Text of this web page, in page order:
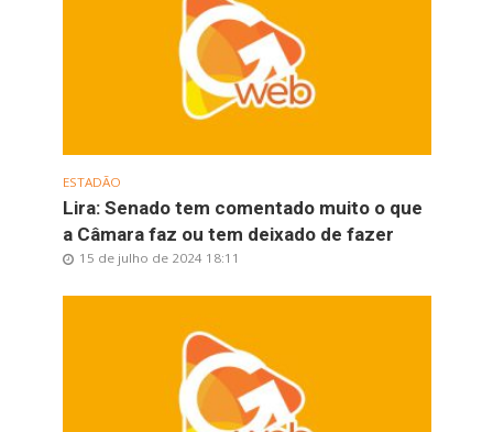
ESTADÃO
Lira: Senado tem comentado muito o que
a Câmara faz ou tem deixado de fazer
15 de julho de 2024 18:11